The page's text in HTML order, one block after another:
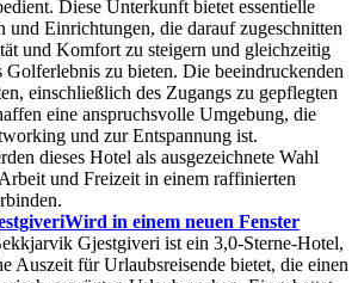
Diese Unterkunft bietet essentielle
und Einrichtungen, die darauf zugeschnitten
und Komfort zu steigern und gleichzeitig
Golferlebnis zu bieten. Die beeindruckenden
einschließlich des Zugangs zu gepflegten
eine anspruchsvolle Umgebung, die
und zur Entspannung ist.
dieses Hotel als ausgezeichnete Wahl
und Freizeit in einem raffinierten
Wird in einem neuen Fenster
Gjestgiveri ist ein 3,0-Sterne-Hotel,
Auszeit für Urlaubsreisende bietet, die einen